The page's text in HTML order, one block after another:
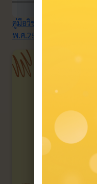
คู่มือวิชาโครงการพัฒนา
พ.ศ.2569